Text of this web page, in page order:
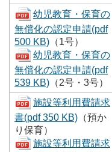
幼児教育・保育の
無償化の認定申請(pdf
500 KB) （1号）
幼児教育・保育の
無償化の認定申請(pdf
539 KB) （2号・3号）
施設等利用費請求
書(pdf 350 KB) （預か
り保育）
施設等利用費請求